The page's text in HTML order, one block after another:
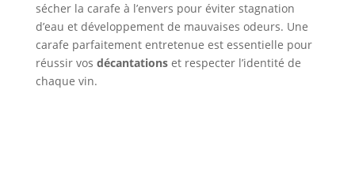
sécher la carafe à l’envers pour éviter stagnation
d’eau et développement de mauvaises odeurs. Une
carafe parfaitement entretenue est essentielle pour
réussir vos décantationset respecter l’identité de
chaque vin.